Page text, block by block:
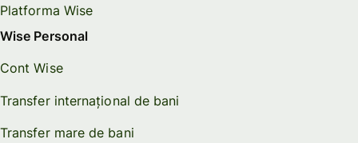
Platforma Wise
Wise Personal
Cont Wise
Transfer internațional de bani
Transfer mare de bani